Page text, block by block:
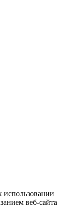
использовании
веб-сайта